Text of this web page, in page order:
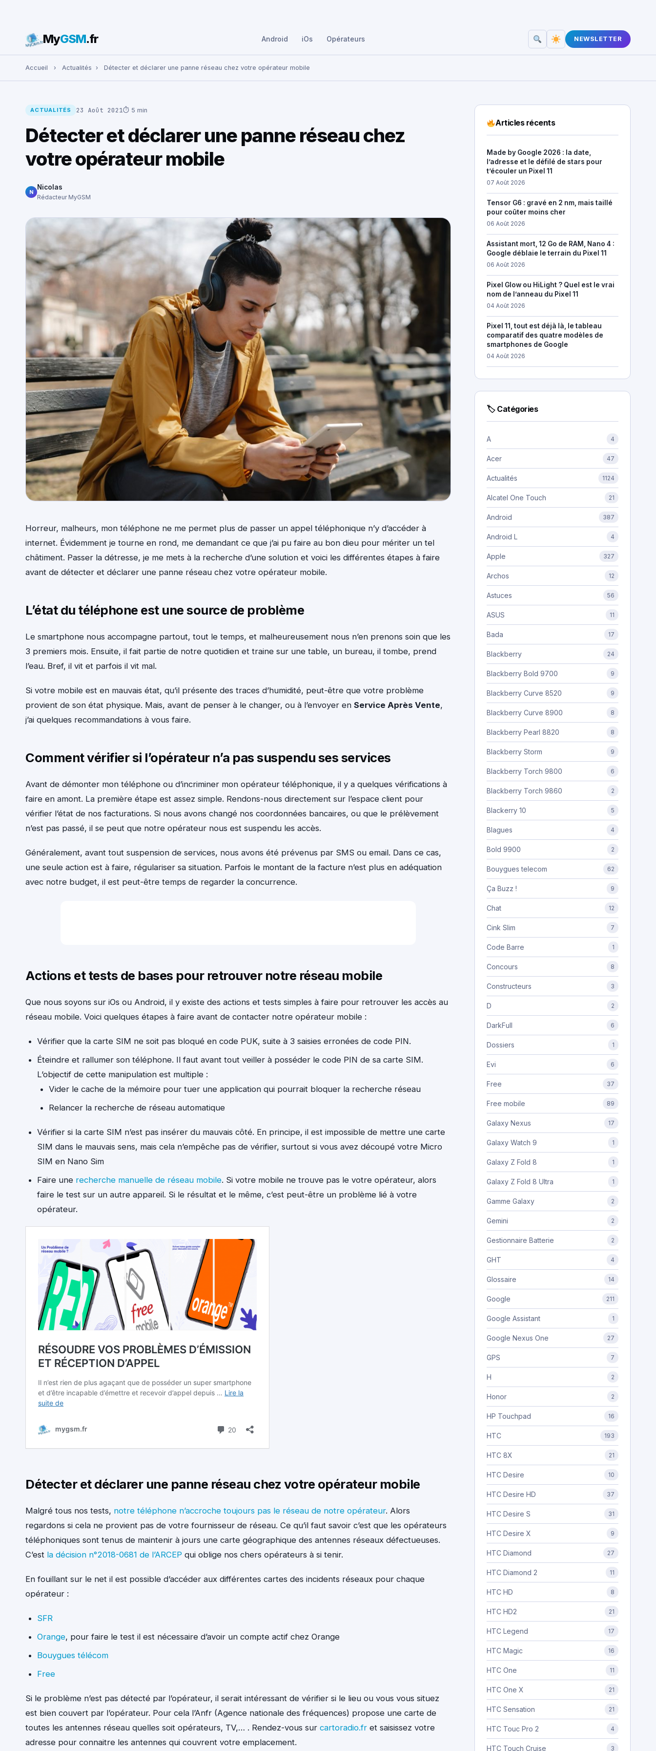
Rechercher :
MyGSM.fr Android iOs Opérateurs NEWSLETTER
Accueil › Actualités › Détecter et déclarer une panne réseau chez votre opérateur mobile
ACTUALITÉS 23 Août 2021⏱ 5 min
Détecter et déclarer une panne réseau chez
votre opérateur mobile
N
Nicolas
Rédacteur MyGSM
Horreur, malheurs, mon téléphone ne me permet plus de passer un appel téléphonique n’y d’accéder à
internet. Évidemment je tourne en rond, me demandant ce que j’ai pu faire au bon dieu pour mériter un tel
châtiment. Passer la détresse, je me mets à la recherche d’une solution et voici les différentes étapes à faire
avant de détecter et déclarer une panne réseau chez votre opérateur mobile.
L’état du téléphone est une source de problème
Le smartphone nous accompagne partout, tout le temps, et malheureusement nous n’en prenons soin que les
3 premiers mois. Ensuite, il fait partie de notre quotidien et traine sur une table, un bureau, il tombe, prend
l’eau. Bref, il vit et parfois il vit mal.
Si votre mobile est en mauvais état, qu’il présente des traces d’humidité, peut-être que votre problème
provient de son état physique. Mais, avant de penser à le changer, ou à l’envoyer en Service Après Vente,
j’ai quelques recommandations à vous faire.
Comment vérifier si l’opérateur n’a pas suspendu ses services
Avant de démonter mon téléphone ou d’incriminer mon opérateur téléphonique, il y a quelques vérifications à
faire en amont. La première étape est assez simple. Rendons-nous directement sur l’espace client pour
vérifier l’état de nos facturations. Si nous avons changé nos coordonnées bancaires, ou que le prélèvement
n’est pas passé, il se peut que notre opérateur nous est suspendu les accès.
Généralement, avant tout suspension de services, nous avons été prévenus par SMS ou email. Dans ce cas,
une seule action est à faire, régulariser sa situation. Parfois le montant de la facture n’est plus en adéquation
avec notre budget, il est peut-être temps de regarder la concurrence.
Actions et tests de bases pour retrouver notre réseau mobile
Que nous soyons sur iOs ou Android, il y existe des actions et tests simples à faire pour retrouver les accès au
réseau mobile. Voici quelques étapes à faire avant de contacter notre opérateur mobile :
Vérifier que la carte SIM ne soit pas bloqué en code PUK, suite à 3 saisies erronées de code PIN.
Éteindre et rallumer son téléphone. Il faut avant tout veiller à posséder le code PIN de sa carte SIM.
L’objectif de cette manipulation est multiple :
Vider le cache de la mémoire pour tuer une application qui pourrait bloquer la recherche réseau
Relancer la recherche de réseau automatique
Vérifier si la carte SIM n’est pas insérer du mauvais côté. En principe, il est impossible de mettre une carte
SIM dans le mauvais sens, mais cela n’empêche pas de vérifier, surtout si vous avez découpé votre Micro
SIM en Nano Sim
Faire une recherche manuelle de réseau mobile. Si votre mobile ne trouve pas le votre opérateur, alors
faire le test sur un autre appareil. Si le résultat et le même, c’est peut-être un problème lié à votre
opérateur.
Détecter et déclarer une panne réseau chez votre opérateur mobile
Malgré tous nos tests, notre téléphone n’accroche toujours pas le réseau de notre opérateur. Alors
regardons si cela ne provient pas de votre fournisseur de réseau. Ce qu’il faut savoir c’est que les opérateurs
téléphoniques sont tenus de maintenir à jours une carte géographique des antennes réseaux défectueuses.
C’est la décision n°2018-0681 de l’ARCEP qui oblige nos chers opérateurs à si tenir.
En fouillant sur le net il est possible d’accéder aux différentes cartes des incidents réseaux pour chaque
opérateur :
SFR
Orange, pour faire le test il est nécessaire d’avoir un compte actif chez Orange
Bouygues télécom
Free
Si le problème n’est pas détecté par l’opérateur, il serait intéressant de vérifier si le lieu ou vous vous situez
est bien couvert par l’opérateur. Pour cela l’Anfr (Agence nationale des fréquences) propose une carte de
toutes les antennes réseau quelles soit opérateurs, TV,… . Rendez-vous sur cartoradio.fr et saisissez votre
adresse pour connaitre les antennes qui couvrent votre emplacement.
Articles récents
Made by Google 2026 : la date,
l’adresse et le défilé de stars pour
t’écouler un Pixel 11
07 Août 2026
Tensor G6 : gravé en 2 nm, mais taillé
pour coûter moins cher
06 Août 2026
Assistant mort, 12 Go de RAM, Nano 4 :
Google déblaie le terrain du Pixel 11
06 Août 2026
Pixel Glow ou HiLight ? Quel est le vrai
nom de l’anneau du Pixel 11
04 Août 2026
Pixel 11, tout est déjà là, le tableau
comparatif des quatre modèles de
smartphones de Google
04 Août 2026
🏷 Catégories
A 4
Acer 47
Actualités 1124
Alcatel One Touch 21
Android 387
Android L 4
Apple 327
Archos 12
Astuces 56
ASUS 11
Bada 17
Blackberry 24
Blackberry Bold 9700 9
Blackberry Curve 8520 9
Blackberry Curve 8900 8
Blackberry Pearl 8820 8
Blackberry Storm 9
Blackberry Torch 9800 6
Blackberry Torch 9860 2
Blackerry 10 5
Blagues 4
Bold 9900 2
Bouygues telecom 62
Ça Buzz ! 9
Chat 12
Cink Slim 7
Code Barre 1
Concours 8
Constructeurs 3
D 2
DarkFull 6
Dossiers 1
Evi 6
Free 37
Free mobile 89
Galaxy Nexus 17
Galaxy Watch 9 1
Galaxy Z Fold 8 1
Galaxy Z Fold 8 Ultra 1
Gamme Galaxy 2
Gemini 2
Gestionnaire Batterie 2
GHT 4
Glossaire 14
Google 211
Google Assistant 1
Google Nexus One 27
GPS 7
H 2
Honor 2
HP Touchpad 16
HTC 193
HTC 8X 21
HTC Desire 10
HTC Desire HD 37
HTC Desire S 31
HTC Desire X 9
HTC Diamond 27
HTC Diamond 2 11
HTC HD 8
HTC HD2 21
HTC Legend 17
HTC Magic 16
HTC One 11
HTC One X 21
HTC Sensation 21
HTC Touc Pro 2 4
HTC Touch Cruise 3